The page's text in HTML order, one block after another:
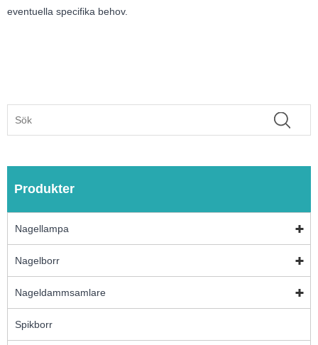
eventuella specifika behov.
Produkter
Nagellampa
Nagelborr
Nageldammsamlare
Spikborr